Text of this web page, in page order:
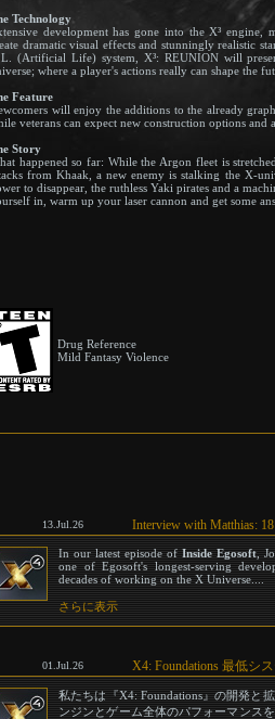
Technology
development has gone into the X³
dramatic visual effects and stunningly realistic
(Artificial Life) system, X³: REUNION will
where a player's actions really can shape the
Feature
will enjoy the additions to the already
veterans can expect new construction options and
Story
happened so far: While the Argon fleet is
from Khaak, a new enemy is stalking the X-
to disappear, the ruthless Yaki pirates and a
in, warm up your laser cannon and get some
Drug Reference
Mild Fantasy Violence
13.Jul.26 Interview with Matthias:
In our latest episode of Inside Egosoft ,
one of Egosoft's longest-serving
decades of working on the X Universe....
さらに表示
01.Jul.26 X4: Foundations 最低シ
私たちは『X4: Foundations』の開発と
ンジンとゲーム全体のパフォーマンス